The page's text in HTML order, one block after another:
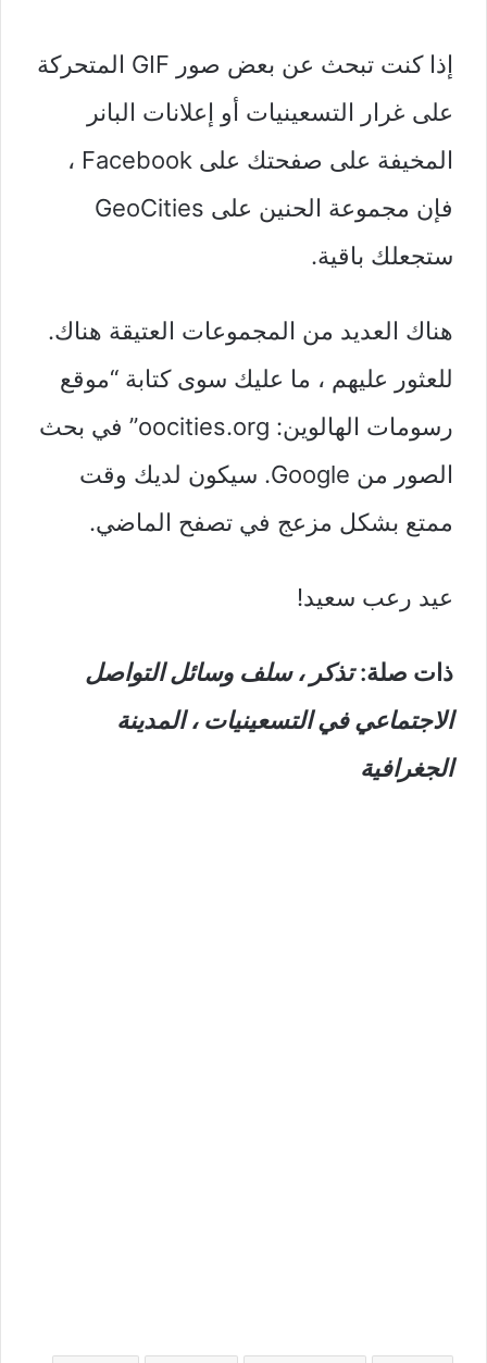
إذا كنت تبحث عن بعض صور GIF المتحركة
على غرار التسعينيات أو إعلانات البانر
المخيفة على صفحتك على Facebook ،
فإن مجموعة الحنين على GeoCities
ستجعلك باقية.
هناك العديد من المجموعات العتيقة هناك.
للعثور عليهم ، ما عليك سوى كتابة “موقع
رسومات الهالوين: oocities.org” في بحث
الصور من Google. سيكون لديك وقت
ممتع بشكل مزعج في تصفح الماضي.
عيد رعب سعيد!
ذات صلة: تذكر ، سلف وسائل التواصل
الاجتماعي في التسعينيات ، المدينة
الجغرافية